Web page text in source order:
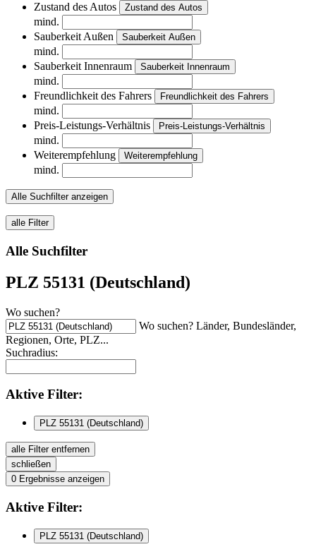
Zustand des Autos Zustand des Autos
mind.
Sauberkeit Außen
Sauberkeit Außen
mind.
Sauberkeit Innenraum
Sauberkeit Innenraum
mind.
Freundlichkeit des Fahrers
Freundlichkeit des Fahrers
mind.
Preis-Leistungs-Verhältnis
Preis-Leistungs-Verhältnis
mind.
Weiterempfehlung
Weiterempfehlung
mind.
Alle Suchfilter anzeigen
alle Filter
Alle Suchfilter
PLZ 55131 (Deutschland)
Wo suchen?
Wo suchen? Länder, Bundesländer,
Regionen, Orte, PLZ...
Suchradius:
Aktive Filter:
PLZ 55131 (Deutschland)
alle Filter entfernen
schließen
0 Ergebnisse anzeigen
Aktive Filter:
PLZ 55131 (Deutschland)